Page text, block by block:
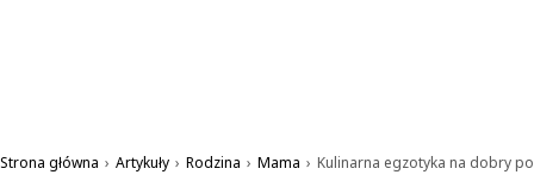
Strona główna › Artykuły › Rodzina › Mama › Kulinarna egzotyka na dobry